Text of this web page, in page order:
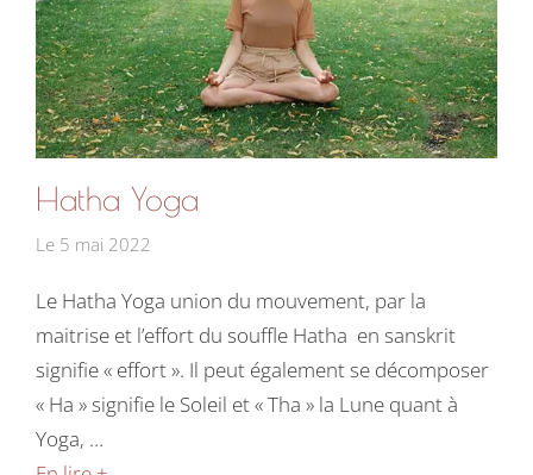
Hatha Yoga
Le 5 mai 2022
Le Hatha Yoga union du mouvement, par la
maitrise et l’effort du souffle Hatha en sanskrit
signifie « effort ». Il peut également se décomposer
« Ha » signifie le Soleil et « Tha » la Lune quant à
Yoga, …